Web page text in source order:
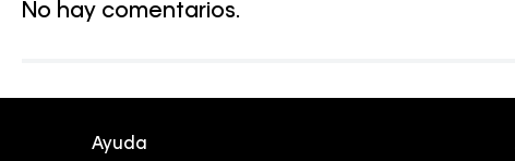
No hay comentarios.
Ayuda